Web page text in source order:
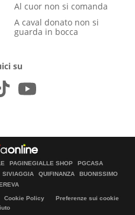
Al cuor non si comanda
A caval donato non si
guarda in bocca
su
PAGINEGIALLE SHOP
PGCASA
SIVIAGGIA QUIFINANZA
BUONISSIMO
Cookie Policy
Preferenze sui cookie